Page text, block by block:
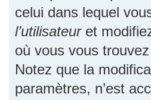
celui dans lequel
l’utilisateuret
où vous vous
Notez que la
paramètres, n’est